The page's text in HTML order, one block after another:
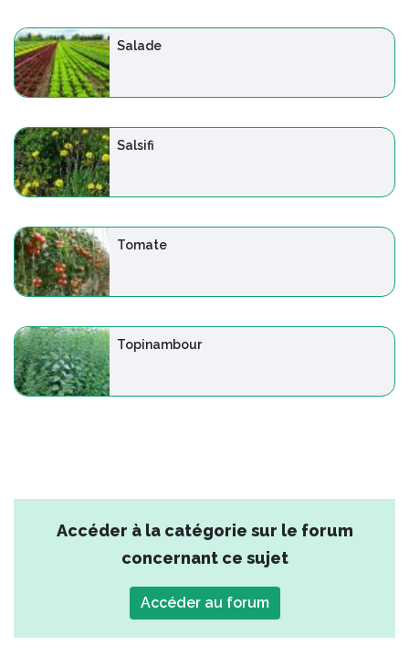
Salade
Salsifi
Tomate
Topinambour
Accéder à la catégorie sur le forum
concernant ce sujet
Accéder au forum